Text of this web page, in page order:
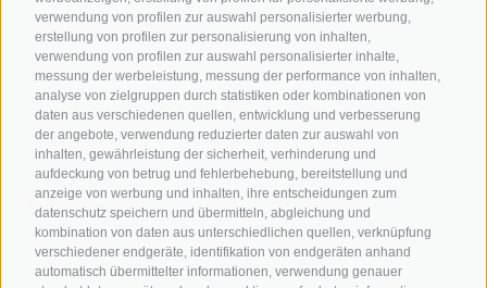
verwendung von profilen zur auswahl personalisierter werbung,
erstellung von profilen zur personalisierung von inhalten,
verwendung von profilen zur auswahl personalisierter inhalte,
messung der werbeleistung, messung der performance von inhalten,
analyse von zielgruppen durch statistiken oder kombinationen von
daten aus verschiedenen quellen, entwicklung und verbesserung
der angebote, verwendung reduzierter daten zur auswahl von
inhalten, gewährleistung der sicherheit, verhinderung und
aufdeckung von betrug und fehlerbehebung, bereitstellung und
anzeige von werbung und inhalten, ihre entscheidungen zum
datenschutz speichern und übermitteln, abgleichung und
kombination von daten aus unterschiedlichen quellen, verknüpfung
verschiedener endgeräte, identifikation von endgeräten anhand
automatisch übermittelter informationen, verwendung genauer
Bike & Work
Radwege in Südtirol
Bikeshops & Verleihe
Bike-Schulen
Tourenzentrale
info@bikehotels.it